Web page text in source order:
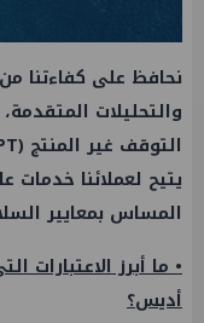
نحافظ على كفاءتنا
والتحليلات
يتيح لعملائنا خدمات
المساس بمعايير
• ما أبرز الاعتبارات
أديس؟